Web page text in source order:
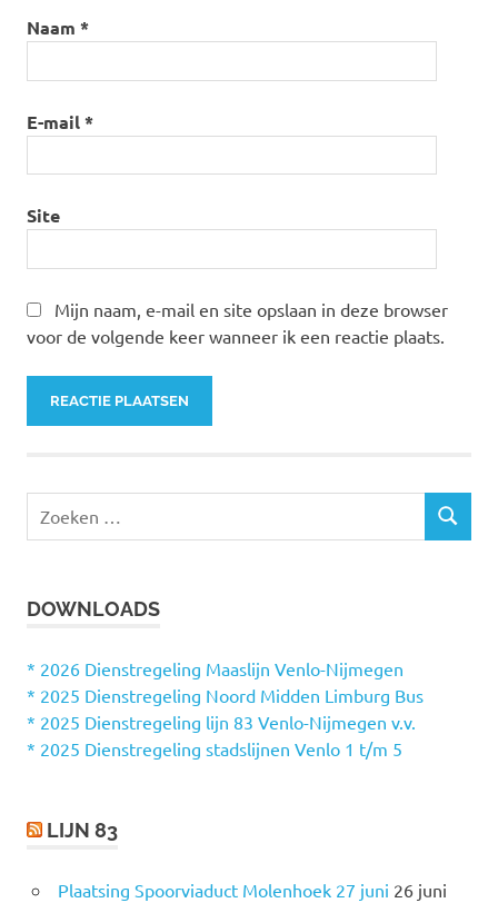
Naam *
E-mail*
Site
Mijn naam, e-mail en site opslaan in deze browser
voor de volgende keer wanneer ik een reactie plaats.
e
n
a
a
r
Z
DOWNLOADS
* 2026 Dienstregeling Maaslijn Venlo-Nijmegen
* 2025 Dienstregeling Noord Midden Limburg Bus
* 2025 Dienstregeling lijn 83 Venlo-Nijmegen v.v.
* 2025 Dienstregeling stadslijnen Venlo 1 t/m 5
LIJN 83
Plaatsing Spoorviaduct Molenhoek 27 juni 26 juni